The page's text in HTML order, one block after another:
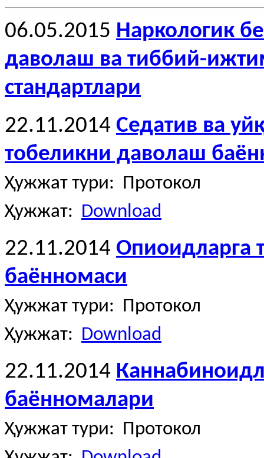
06.05.2015 Наркологик
даволаш ва тиббий-
стандартлари
22.11.2014 Седатив ва
тобеликни даволаш
Ҳужжат тури: Протокол
Ҳужжат: Download
22.11.2014 Опиоидларга
баённомаси
Ҳужжат тури: Протокол
Ҳужжат: Download
22.11.2014
баённомалари
Ҳужжат тури: Протокол